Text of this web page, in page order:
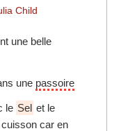
une belle
une passoire
le Sel et le
car en